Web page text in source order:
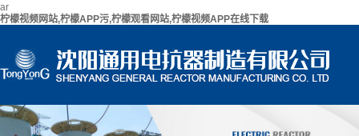
ar
柠檬视频网站,柠檬APP污,柠檬观看网站,柠檬视频APP在线下载